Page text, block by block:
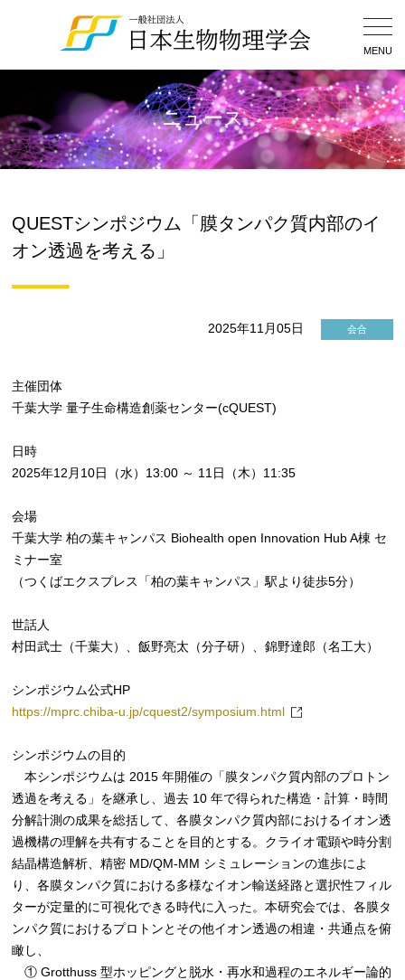
MENU
ニュース
QUESTシンポジウム「膜タンパク質内部のイ
オン透過を考える」
2025年11月05日 会合
主催団体
千葉大学 量子生命構造創薬センター(cQUEST)
日時
2025年12月10日（水）13:00 ～ 11日（木）11:35
会場
千葉大学 柏の葉キャンパス Biohealth open Innovation Hub A棟 セ
ミナー室
（つくばエクスプレス「柏の葉キャンパス」駅より徒歩5分）
世話人
村田武士（千葉大）、飯野亮太（分子研）、錦野達郎（名工大）
シンポジウム公式HP
https://mprc.chiba-u.jp/cquest2/symposium.html
シンポジウムの目的
本シンポジウムは 2015 年開催の「膜タンパク質内部のプロトン
透過を考える」を継承し、過去 10 年で得られた構造・計算・時間
分解計測の成果を総括して、各膜タンパク質内部におけるイオン透
過機構の理解を共有することを目的とする。クライオ電顕や時分割
結晶構造解析、精密 MD/QM-MM シミュレーションの進歩によ
り、各膜タンパク質における多様なイオン輸送経路と選択性フィル
ターが定量的に可視化できる時代に入った。本研究会では、各膜タ
ンパク質におけるプロトンとその他イオン透過の相違・共通点を俯
瞰し、
① Grotthuss 型ホッピングと脱水・再水和過程のエネルギー論的